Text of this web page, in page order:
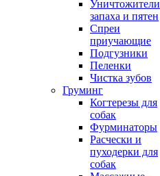
Уничтожители
запаха и пятен
Спреи
приучающие
Подгузники
Пеленки
Чистка зубов
Груминг
Когтерезы для
собак
Фурминаторы
Расчески и
пуходерки для
собак